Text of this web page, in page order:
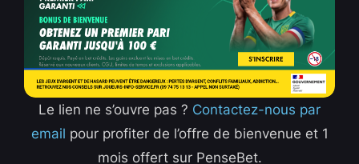
Le lien ne s’ouvre pas ? Contactez-nous par
email pour profiter de l’offre de bienvenue et 1
mois offert sur PenseBet.